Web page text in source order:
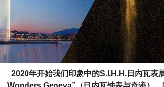
2020年开始我们印象中的S.I.H.H.日内瓦表